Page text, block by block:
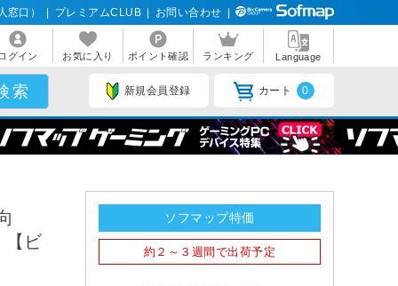
窓口） プレミアムCLUB お問い合わせ
ログイン お気に入り ポイント確認 ランキング Language
新規会員登録 カート 0
【ビ
ソフマップ特価
約２～３週間で出荷予定